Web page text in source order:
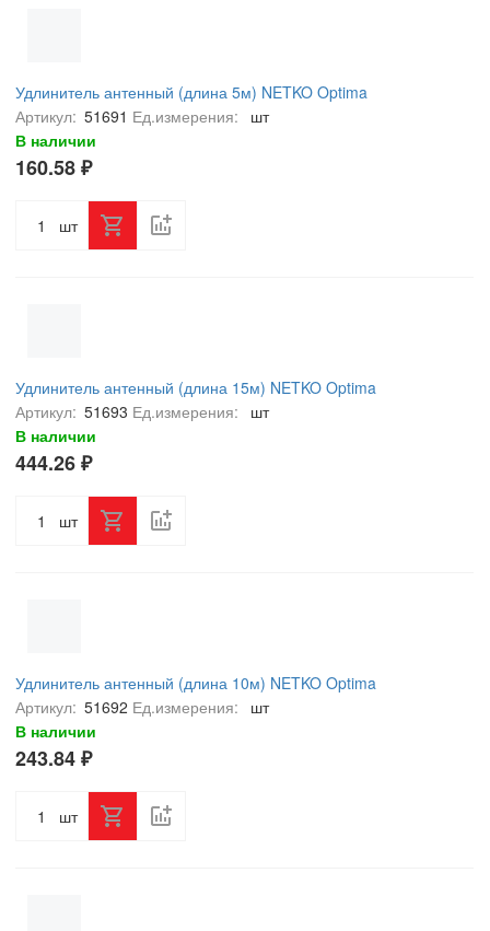
Удлинитель антенный (длина 5м) NETKO Optima
Артикул: 51691 Ед.измерения:
шт
В наличии
160.58 ₽
шт
Удлинитель антенный (длина 15м) NETKO Optima
Артикул: 51693 Ед.измерения:
шт
В наличии
444.26 ₽
шт
Удлинитель антенный (длина 10м) NETKO Optima
Артикул: 51692 Ед.измерения:
шт
В наличии
243.84 ₽
шт